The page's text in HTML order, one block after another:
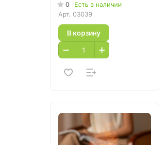
0
Есть в наличии
Арт. 03039
В корзину